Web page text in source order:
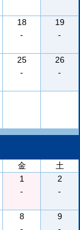
18
-
19
-
25
-
26
-
金
土
1
-
2
-
8
9